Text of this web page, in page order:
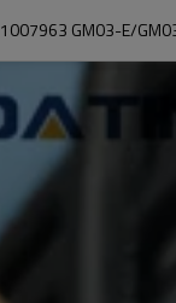
1007963 GM03-E/GM03